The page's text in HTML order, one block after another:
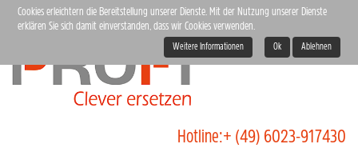
Hotline:+ (49) 6023-917430
Cookies erleichtern die Bereitstellung unserer Dienste. Mit der Nutzung unserer Dienste
erklären Sie sich damit einverstanden, dass wir Cookies verwenden.
Weitere Informationen Ok Ablehnen